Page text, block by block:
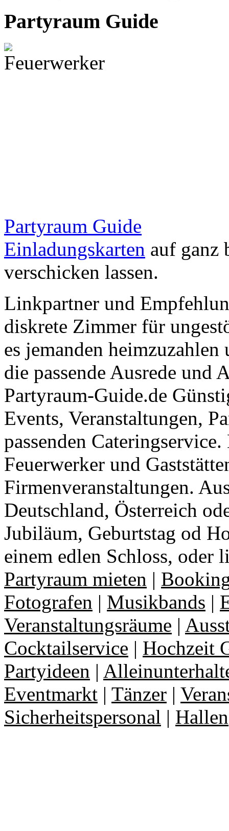
Partyraum Guide
Partyraum Guide
Einladungskarten auf ganz
verschicken lassen.
Linkpartner und
diskrete Zimmer für
es jemanden
die passende Ausrede und
Partyraum-Guide.de
Events, Veranstaltungen,
passenden
Feuerwerker und
Firmenveranstaltungen.
Deutschland, Österreich
Jubiläum, Geburtstag od
einem edlen Schloss, oder
Partyraum mieten |
Fotografen | Musikbands |
Veranstaltungsräume |
Cocktailservice | Hochzeit
Partyideen |
Eventmarkt | Tänzer |
Sicherheitspersonal | Hallen